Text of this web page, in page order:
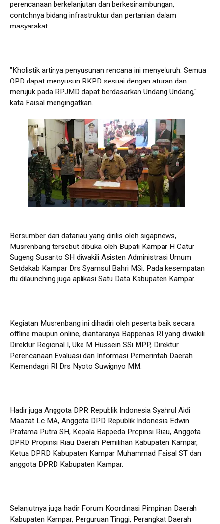
perencanaan berkelanjutan dan berkesinambungan,
contohnya bidang infrastruktur dan pertanian dalam
masyarakat.
"Kholistik artinya penyusunan rencana ini menyeluruh. Semua
OPD dapat menyusun RKPD sesuai dengan aturan dan
merujuk pada RPJMD dapat berdasarkan Undang Undang,"
kata Faisal mengingatkan.
Bersumber dari datariau yang dirilis oleh sigapnews,
Musrenbang tersebut dibuka oleh Bupati Kampar H Catur
Sugeng Susanto SH diwakili Asisten Administrasi Umum
Setdakab Kampar Drs Syamsul Bahri MSi. Pada kesempatan
itu dilaunching juga aplikasi Satu Data Kabupaten Kampar.
Kegiatan Musrenbang ini dihadiri oleh peserta baik secara
offline maupun online, diantaranya Bappenas RI yang diwakili
Direktur Regional I, Uke M Hussein SSi MPP, Direktur
Perencanaan Evaluasi dan Informasi Pemerintah Daerah
Kemendagri RI Drs Nyoto Suwignyo MM.
Hadir juga Anggota DPR Republik Indonesia Syahrul Aidi
Maazat Lc MA, Anggota DPD Republik Indonesia Edwin
Pratama Putra SH, Kepala Bappeda Propinsi Riau, Anggota
DPRD Propinsi Riau Daerah Pemilihan Kabupaten Kampar,
Ketua DPRD Kabupaten Kampar Muhammad Faisal ST dan
anggota DPRD Kabupaten Kampar.
Selanjutnya juga hadir Forum Koordinasi Pimpinan Daerah
Kabupaten Kampar, Perguruan Tinggi, Perangkat Daerah